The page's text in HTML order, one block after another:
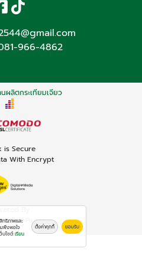
966-4862
นผลิตกระเทียมเจียว
is Secure
With Encrypt
By
YellowPages
ทธิภาพและ
พึงพอใจ
บไซต์ เรียน
ตั้งค่าคุกกี้ ยอมรับ